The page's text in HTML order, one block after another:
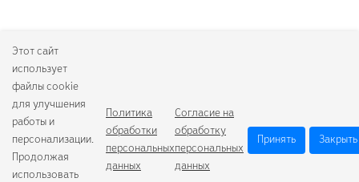
Этот сайт
использует
файлы cookie
для улучшения
работы и
персонализации.
Продолжая
использовать
Политика
обработки
персональных
данных
Согласие на
обработку
персональных
данных
Принять Закрыть